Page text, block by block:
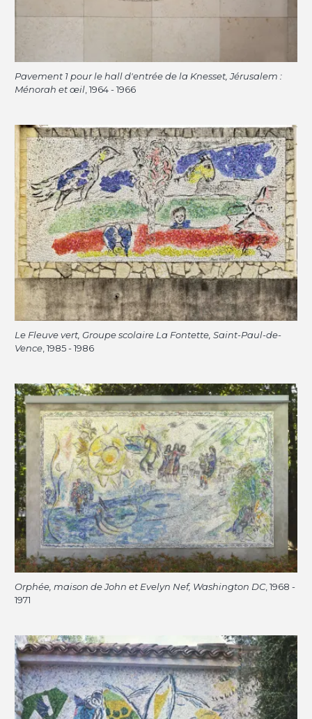
Pavement 1 pour le hall d'entrée de la Knesset, Jérusalem :
Ménorah et œil , 1964 - 1966
Le Fleuve vert, Groupe scolaire La Fontette, Saint-Paul-de-
Vence , 1985 - 1986
Orphée, maison de John et Evelyn Nef, Washington DC, 1968 -
1971